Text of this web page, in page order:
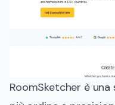
RoomSketcher è